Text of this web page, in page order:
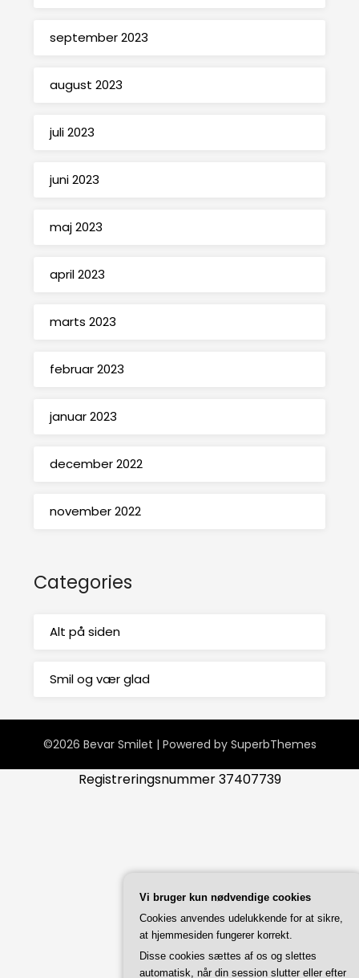
september 2023
august 2023
juli 2023
juni 2023
maj 2023
april 2023
marts 2023
februar 2023
januar 2023
december 2022
november 2022
Categories
Alt på siden
Smil og vær glad
©2026 Bevar Smilet | Powered by SuperbThemes
Registreringsnummer 37407739
Vi bruger kun nødvendige cookies
Cookies anvendes udelukkende for at sikre,
at hjemmesiden fungerer korrekt.
Disse cookies sættes af os og slettes
automatisk, når din session slutter eller efter